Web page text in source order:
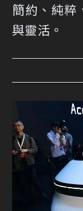
簡約、純粹
與靈活。